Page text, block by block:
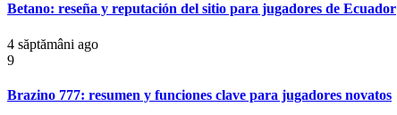
Betano: reseña y reputación del sitio para jugadores de Ecuador
4 săptămâni ago
9
Brazino 777: resumen y funciones clave para jugadores novatos